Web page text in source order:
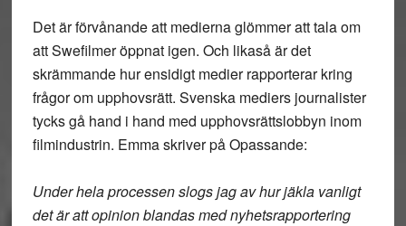
Det är förvånande att medierna glömmer att tala om
att Swefilmer öppnat igen. Och likaså är det
skrämmande hur ensidigt medier rapporterar kring
frågor om upphovsrätt. Svenska mediers journalister
tycks gå hand i hand med upphovsrättslobbyn inom
filmindustrin. Emma skriver på Opassande:
Under hela processen slogs jag av hur jäkla vanligt
det är att opinion blandas med nyhetsrapportering